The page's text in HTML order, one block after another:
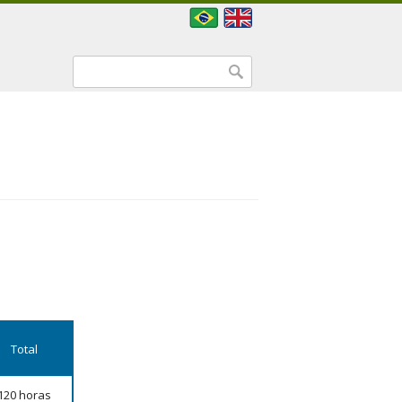
Total
horas